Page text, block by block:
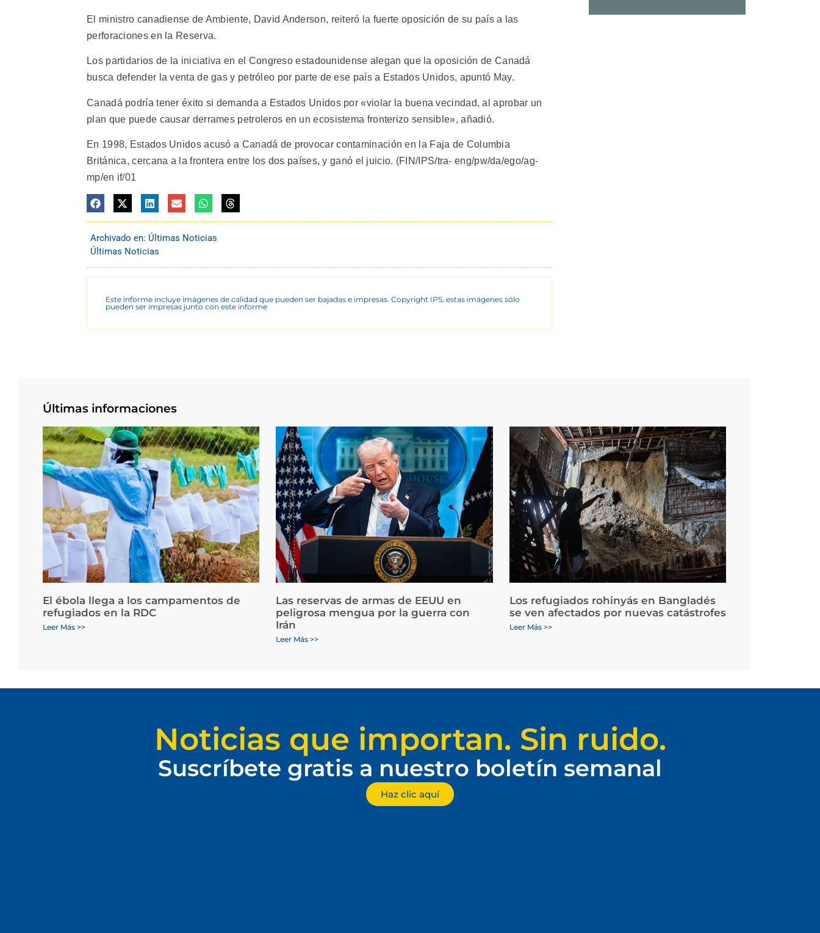
El ministro canadiense de Ambiente, David Anderson, reiteró la fuerte oposición de su país a las
perforaciones en la Reserva.
Los partidarios de la iniciativa en el Congreso estadounidense alegan que la oposición de Canadá
busca defender la venta de gas y petróleo por parte de ese país a Estados Unidos, apuntó May.
Canadá podría tener éxito si demanda a Estados Unidos por «violar la buena vecindad, al aprobar un
plan que puede causar derrames petroleros en un ecosistema fronterizo sensible», añadió.
En 1998, Estados Unidos acusó a Canadá de provocar contaminación en la Faja de Columbia
Británica, cercana a la frontera entre los dos países, y ganó el juicio. (FIN/IPS/tra- eng/pw/da/ego/ag-
mp/en if/01
Archivado en: Últimas Noticias
Últimas Noticias
Este informe incluye imágenes de calidad que pueden ser bajadas e impresas. Copyright IPS, estas imágenes sólo
pueden ser impresas junto con este informe
Últimas informaciones
El ébola llega a los campamentos de
refugiados en la RDC
Leer Más >>
Las reservas de armas de EEUU en
peligrosa mengua por la guerra con
Irán
Leer Más >>
Los refugiados rohinyás en Bangladés
se ven afectados por nuevas catástrofes
Leer Más >>
Noticias que importan. Sin ruido.
Suscríbete gratis a nuestro boletín semanal
Haz clic aquí